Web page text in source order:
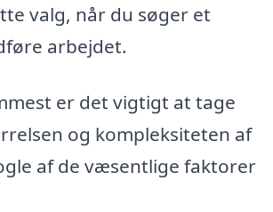
valg, når du søger et
arbejdet.
er det vigtigt at tage
og kompleksiteten af
af de væsentlige faktorer